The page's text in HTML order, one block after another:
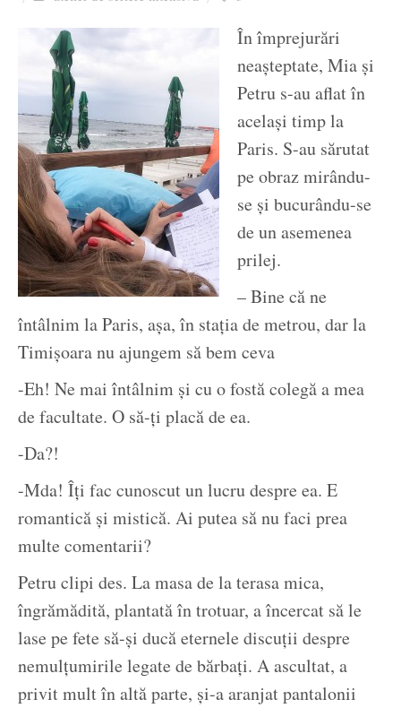
Ziua culorii
În împrejurări
neașteptate, Mia și
Petru s-au aflat în
același timp la
Paris. S-au sărutat
pe obraz mirându-
se și bucurându-se
de un asemenea
prilej.
– Bine că ne
întâlnim la Paris, așa, în stația de metrou, dar la
Timișoara nu ajungem să bem ceva
-Eh! Ne mai întâlnim și cu o fostă colegă a mea
de facultate. O să-ți placă de ea.
-Da?!
-Mda! Îți fac cunoscut un lucru despre ea. E
romantică și mistică. Ai putea să nu faci prea
multe comentarii?
Petru clipi des. La masa de la terasa mica,
îngrămădită, plantată în trotuar, a încercat să le
lase pe fete să-și ducă eternele discuții despre
nemulțumirile legate de bărbați. A ascultat, a
privit mult în altă parte, și-a aranjat pantalonii